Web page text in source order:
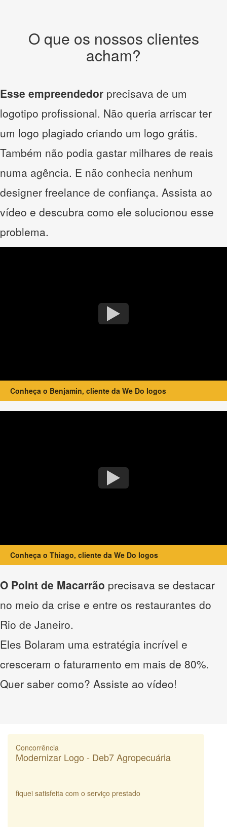
O que os nossos clientes
acham?
Esse empreendedor precisava de um
logotipo profissional. Não queria arriscar ter
um logo plagiado criando um logo grátis.
Também não podia gastar milhares de reais
numa agência. E não conhecia nenhum
designer freelance de confiança. Assista ao
vídeo e descubra como ele solucionou esse
problema.
Conheça o Benjamin, cliente da We Do logos
Conheça o Thiago, cliente da We Do logos
O Point de Macarrão precisava se destacar
no meio da crise e entre os restaurantes do
Rio de Janeiro.
Eles Bolaram uma estratégia incrível e
cresceram o faturamento em mais de 80%.
Quer saber como? Assiste ao vídeo!
Concorrência
Modernizar Logo - Deb7 Agropecuária
fiquei satisfeita com o serviço prestado